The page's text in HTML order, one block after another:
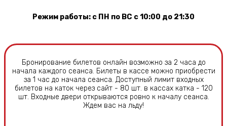
Режим работы: с ПН по ВС с 10:00 до 21:30
Бронирование билетов онлайн возможно за 2 часа до
начала каждого сеанса. Билеты в кассе можно приобрести
за 1 час до начала сеанса. Доступный лимит входных
билетов на каток через сайт - 80 шт. в кассах катка - 120
шт. Входные двери открываются ровно к началу сеанса.
Ждем вас на льду!